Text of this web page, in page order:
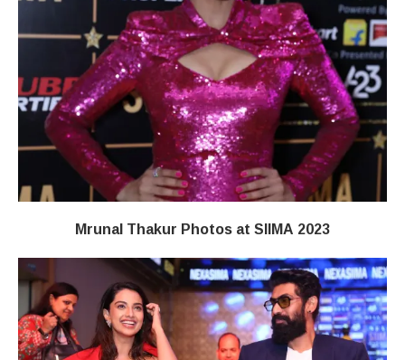
Mrunal Thakur Photos at SIIMA 2023